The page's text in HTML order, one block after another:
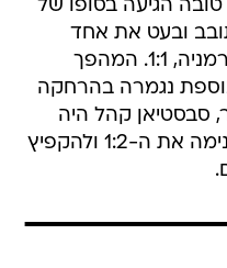
הגיעה בסופו של
ובעט את אחד
השערים היפים של העונה בגרמניה, 1:1. המהפך
63 כשקרן נוספת נגמרה בהרחקה
סבסטיאן קהל היה
שם כדי לבעוט מטווח קצר פנימה את ה-1:2 ולהקפיץ